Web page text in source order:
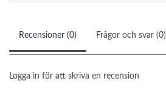
Recensioner (0) Frågor och svar (0)
Logga in för att skriva en recension